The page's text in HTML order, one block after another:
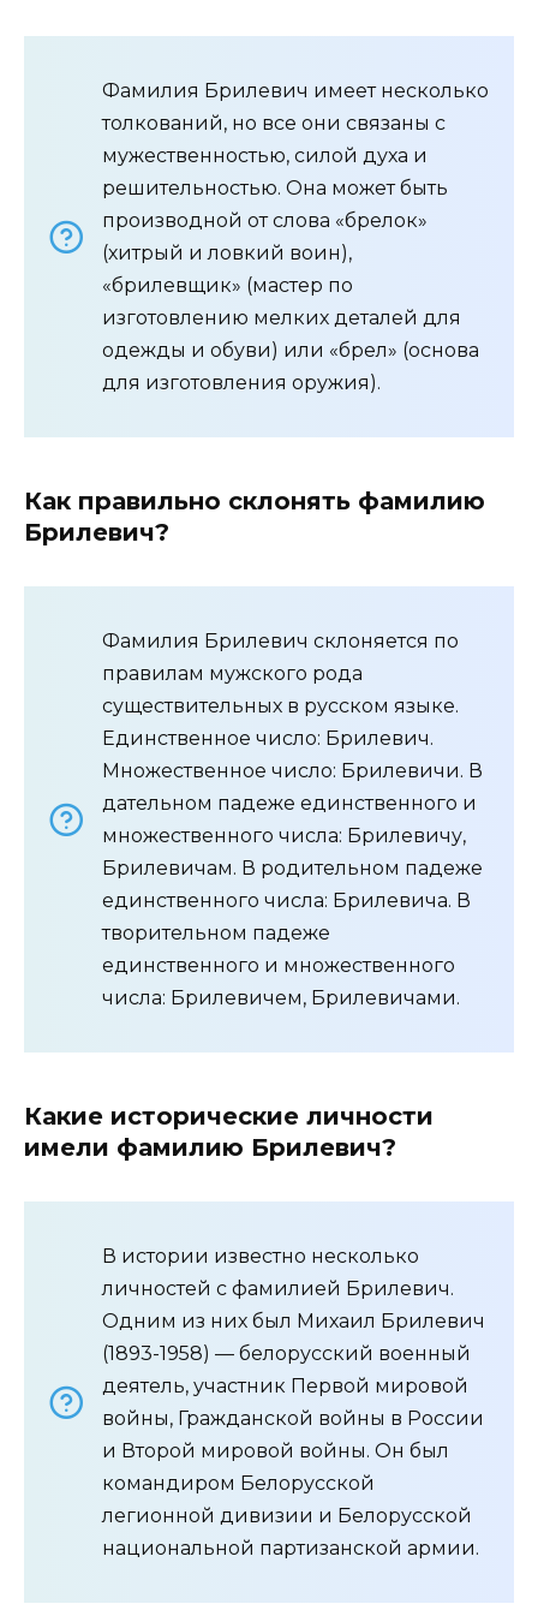
Фамилия Брилевич имеет несколько
толкований, но все они связаны с
мужественностью, силой духа и
решительностью. Она может быть
производной от слова «брелок»
(хитрый и ловкий воин),
«брилевщик» (мастер по
изготовлению мелких деталей для
одежды и обуви) или «брел» (основа
для изготовления оружия).
Как правильно склонять фамилию
Брилевич?
Фамилия Брилевич склоняется по
правилам мужского рода
существительных в русском языке.
Единственное число: Брилевич.
Множественное число: Брилевичи. В
дательном падеже единственного и
множественного числа: Брилевичу,
Брилевичам. В родительном падеже
единственного числа: Брилевича. В
творительном падеже
единственного и множественного
числа: Брилевичем, Брилевичами.
Какие исторические личности
имели фамилию Брилевич?
В истории известно несколько
личностей с фамилией Брилевич.
Одним из них был Михаил Брилевич
(1893-1958) — белорусский военный
деятель, участник Первой мировой
войны, Гражданской войны в России
и Второй мировой войны. Он был
командиром Белорусской
легионной дивизии и Белорусской
национальной партизанской армии.